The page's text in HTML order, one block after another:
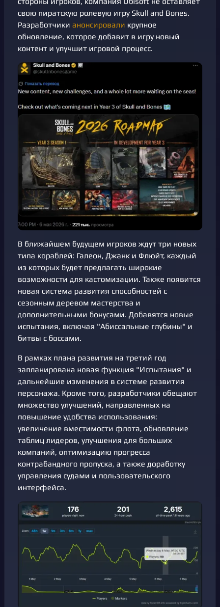
свою пиратскую ролевую игру Skull and Bones.
Разработчики анонсировали крупное
обновление, которое добавит в игру новый
контент и улучшит игровой процесс.
В ближайшем будущем игроков ждут три новых
типа кораблей: Галеон, Джанк и Флюйт, каждый
из которых будет предлагать широкие
возможности для кастомизации. Также появится
новая система развития способностей с
сезонным деревом мастерства и
дополнительными бонусами. Добавятся новые
испытания, включая "Абиссальные глубины" и
битвы с боссами.
В рамках плана развития на третий год
запланирована новая функция "Испытания" и
дальнейшие изменения в системе развития
персонажа. Кроме того, разработчики обещают
множество улучшений, направленных на
повышение удобства использования:
увеличение вместимости флота, обновление
таблиц лидеров, улучшения для больших
компаний, оптимизацию прогресса
контрабандного пропуска, а также доработку
управления судами и пользовательского
интерфейса.